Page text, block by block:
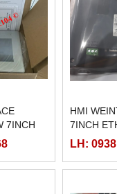
7INCH
HMI
7INCH
LH: